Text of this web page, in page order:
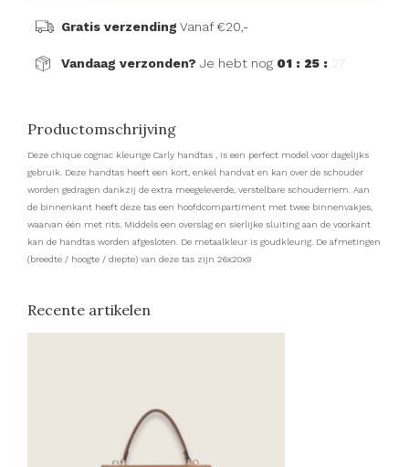
Gratis verzending Vanaf €20,-
Vandaag verzonden? Je hebt nog 01 : 25 : 27
Productomschrijving
Deze chique cognac kleurige Carly handtas , is een perfect model voor dagelijks
gebruik. Deze handtas heeft een kort, enkel handvat en kan over de schouder
worden gedragen dankzij de extra meegeleverde, verstelbare schouderriem. Aan
de binnenkant heeft deze tas een hoofdcompartiment met twee binnenvakjes,
waarvan één met rits. Middels een overslag en sierlijke sluiting aan de voorkant
kan de handtas worden afgesloten. De metaalkleur is goudkleurig. De afmetingen
(breedte / hoogte / diepte) van deze tas zijn 26x20x9
Recente artikelen